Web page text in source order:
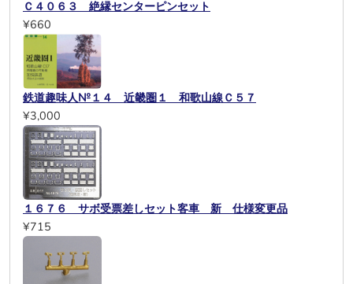
Ｃ４０６３ 絶縁センターピンセット
¥660
鉄道趣味人№１４ 近畿圏１ 和歌山線Ｃ５７
¥3,000
１６７６ サボ受票差しセット客車 新 仕様変更品
¥715